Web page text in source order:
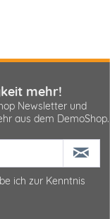
mehr!
Newsletter und
aus dem DemoShop.
ich zur Kenntnis